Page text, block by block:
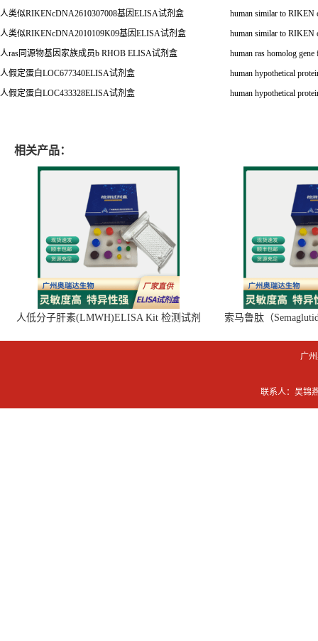
人类似RIKENcDNA2610307008基因ELISA试剂盒
human similar to RIKEN
人类似RIKENcDNA2010109K09基因ELISA试剂盒
human similar to
人ras 同源物基因家族成员b RHOB ELISA试剂盒
human ras homolog
人假定蛋白LOC677340ELISA试剂盒
human hypothetical
人假定蛋白LOC433328ELISA试剂盒 human hypothetical
相关产品：
人低分子肝素(LMWH)ELISA Kit 检测试剂
索马鲁肽（
广
联系人：吴锦